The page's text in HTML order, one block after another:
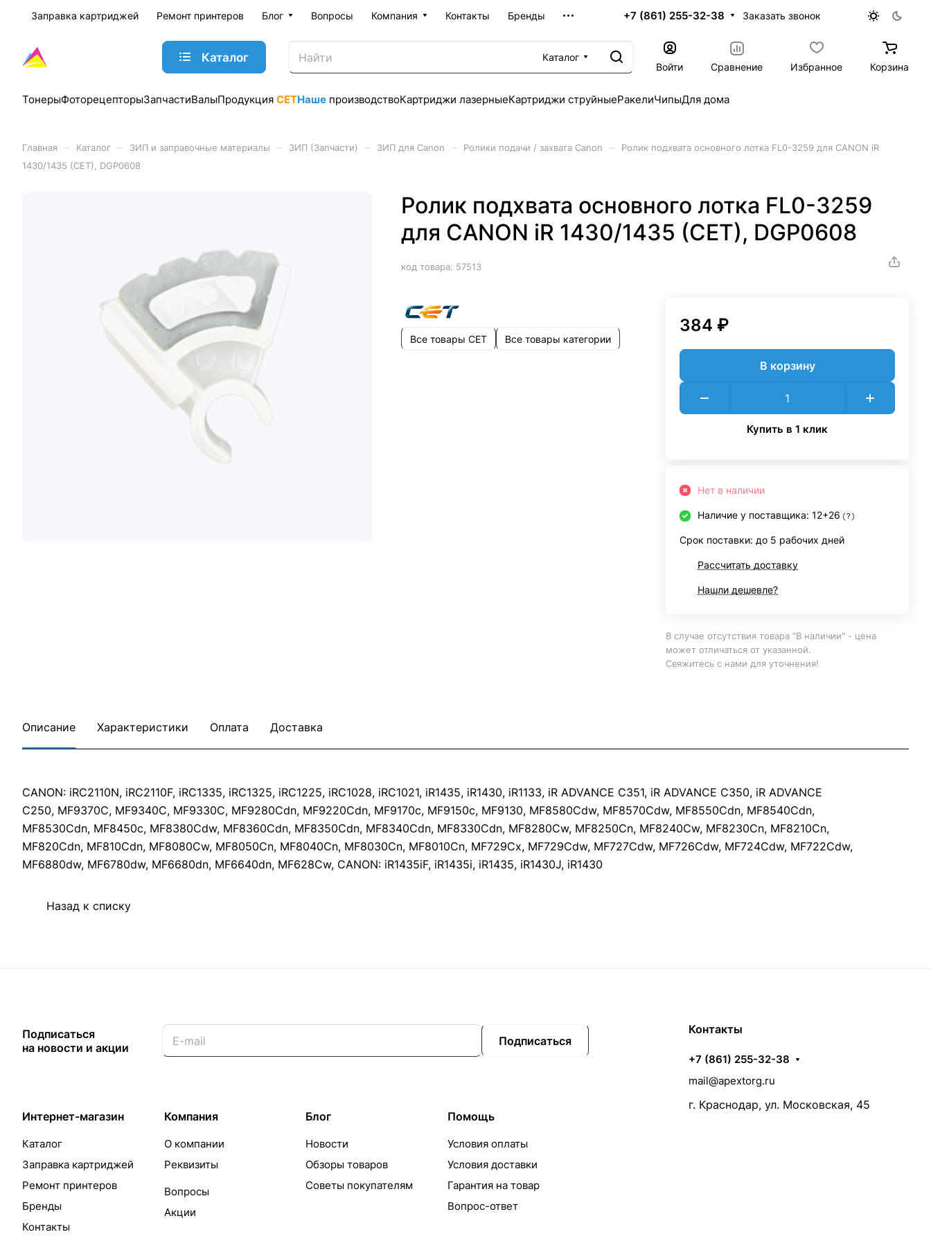
Заправка картриджей Ремонт принтеров Блог Вопросы Компания Контакты Бренды +7 (861) 255-32-38 Заказать звонок
Каталог
Каталог
Войти
Сравнение Избранное Корзина
ТонерыФоторецепторыЗапчастиВалыПродукция CETНаше производствоКартриджи лазерныеКартриджи струйныеРакелиЧипыДля дома
Главная Каталог ЗИП и заправочные материалы ЗИП (Запчасти) ЗИП для Canon Ролики подачи / захвата Canon
Ролик подхвата основного лотка FL0-3259 для CANON iR
1430/1435 (CET), DGP0608
Ролик подхвата основного лотка FL0-3259
для CANON iR 1430/1435 (CET), DGP0608
код товара: 57513
Все товары CET Все товары категории
384 ₽
В корзину
Купить в 1 клик
Нет в наличии
Наличие у поставщика: 12+26 ?
Срок поставки: до 5 рабочих дней
Рассчитать доставку
Нашли дешевле?
В случае отсутствия товара "В наличии" - цена
может отличаться от указанной.
Свяжитесь с нами для уточнения!
Описание Характеристики Оплата Доставка
CANON: iRC2110N, iRC2110F, iRC1335, iRC1325, iRC1225, iRC1028, iRC1021, iR1435, iR1430, iR1133, iR ADVANCE C351, iR ADVANCE C350, iR ADVANCE
C250, MF9370C, MF9340C, MF9330C, MF9280Cdn, MF9220Cdn, MF9170c, MF9150c, MF9130, MF8580Cdw, MF8570Cdw, MF8550Cdn, MF8540Cdn,
MF8530Cdn, MF8450c, MF8380Cdw, MF8360Cdn, MF8350Cdn, MF8340Cdn, MF8330Cdn, MF8280Cw, MF8250Cn, MF8240Cw, MF8230Cn, MF8210Cn,
MF820Cdn, MF810Cdn, MF8080Cw, MF8050Cn, MF8040Cn, MF8030Cn, MF8010Cn, MF729Cx, MF729Cdw, MF727Cdw, MF726Cdw, MF724Cdw, MF722Cdw,
MF6880dw, MF6780dw, MF6680dn, MF6640dn, MF628Cw, CANON: iR1435iF, iR1435i, iR1435, iR1430J, iR1430
Назад к списку
Подписаться
на новости и акции
Подписаться
Интернет-магазин
Каталог
Заправка картриджей
Ремонт принтеров
Бренды
Контакты
Компания
О компании
Реквизиты
Вопросы
Акции
Блог
Новости
Обзоры товаров
Советы покупателям
Помощь
Условия оплаты
Условия доставки
Гарантия на товар
Вопрос-ответ
Контакты
+7 (861) 255-32-38
mail@apextorg.ru
г. Краснодар, ул. Московская, 45